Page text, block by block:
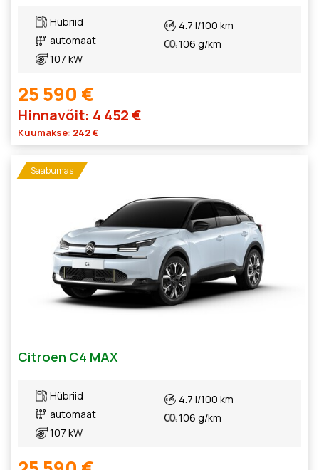
Hübriid
automaat
107 kW
4.7 l/100 km
106 g/km
25 590 €
Hinnavõit: 4 452 €
Kuumakse: 242 €
Saabumas
Citroen C4 MAX
Hübriid
automaat
107 kW
4.7 l/100 km
106 g/km